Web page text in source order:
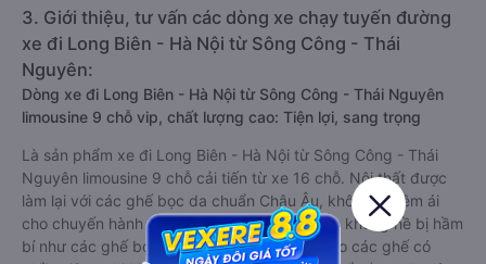
3. Giới thiệu, tư vấn các dòng xe chạy tuyến đường
xe đi Long Biên - Hà Nội từ Sông Công - Thái
Nguyên:
Dòng xe đi Long Biên - Hà Nội từ Sông Công - Thái Nguyên
limousine 9 chỗ vip, chất lượng cao: Tiện lợi, sang trọng
Là sản phẩm xe đi Long Biên - Hà Nội từ Sông Công - Thái
Nguyên limousine 9 chỗ cải tiến từ xe 16 chỗ. Nội thất được
làm lại với các ghế bọc da chuẩn Châu Âu, không chỉ êm ái
cho chuyến hành trình xa, mà còn mát mẻ và không hề bị hầm
bí như các ghế bọc da bình thường. Kèm theo các ghế có